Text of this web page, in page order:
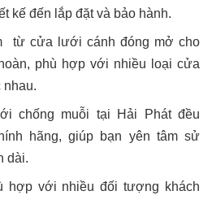
kế đến lắp đặt và bảo hành.
từ cửa lưới cánh đóng mở cho
phù hợp với nhiều loại cửa
nhau.
chống muỗi tại Hải Phát đều
hãng, giúp bạn yên tâm sử
dài.
hợp với nhiều đối tượng khách